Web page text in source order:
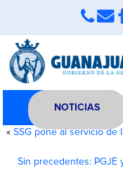
NOTICIAS
« SSG pone al servicio de
Sin precedentes: PGJE